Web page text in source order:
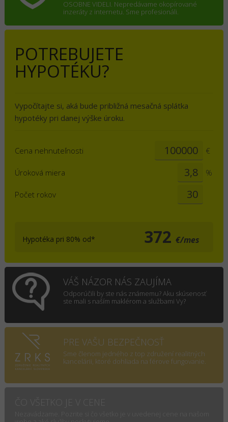
OSOBNE VIDELI. Nepredávame okopírované
inzeráty z internetu. Sme profesionáli.
POTREBUJETE
HYPOTÉKU?
Vypočítajte si, aká bude približná mesačná splátka
hypotéky pri danej výške úroku.
Cena nehnuteľnosti €
Úroková miera %
Počet rokov
Hypotéka pri 80% od* 372€/mes
VÁŠ NÁZOR NÁS ZAUJÍMA
Odporúčili by ste nás známemu? Aku skúsenosť
ste mali s naším maklérom a službami Vy?
PRE VAŠU BEZPEČNOSŤ
Sme členom jedného z top združení realitných
kancelárii, ktoré dohliada na férove fungovanie.
ČO VŠETKO JE V CENE